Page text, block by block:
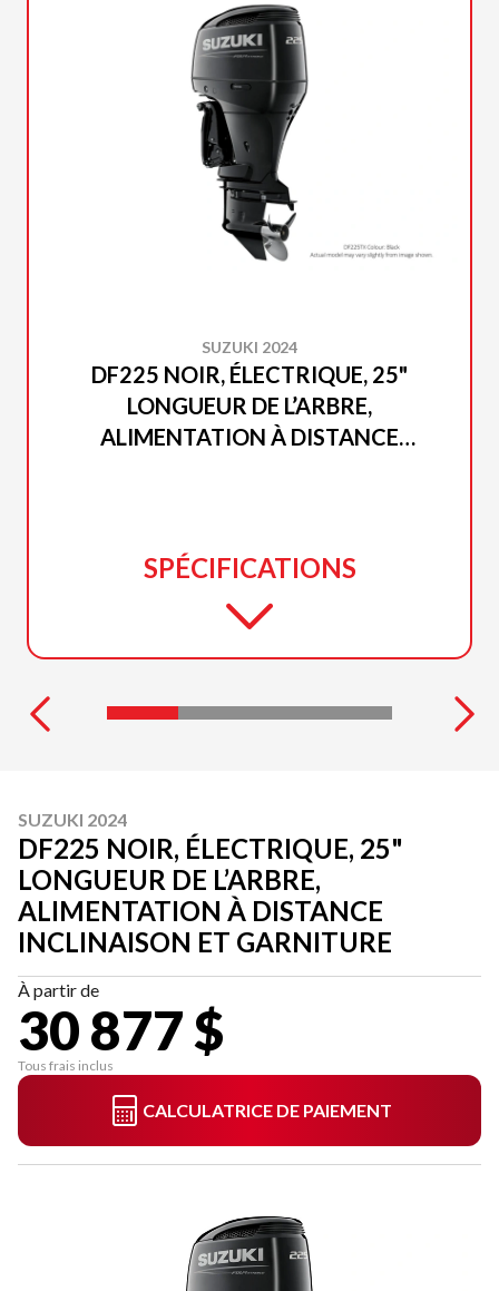
SUZUKI 2024
DF225 NOIR, ÉLECTRIQUE, 25"
LONGUEUR DE L’ARBRE,
ALIMENTATION À DISTANCE
SPÉCIFICATIONS
SUZUKI 2024
DF225 NOIR, ÉLECTRIQUE, 25"
LONGUEUR DE L’ARBRE,
ALIMENTATION À DISTANCE
INCLINAISON ET GARNITURE
À partir de
30 877 $
Tous frais inclus
CALCULATRICE DE PAIEMENT